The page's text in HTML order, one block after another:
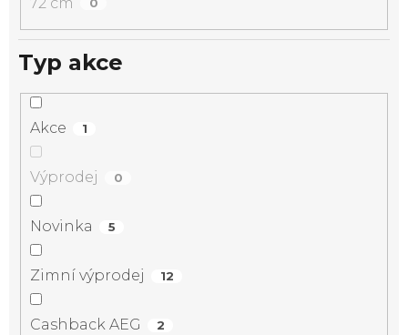
0
Typ akce
Akce 1
Výprodej 0
Novinka 5
Zimní výprodej 12
Cashback AEG 2